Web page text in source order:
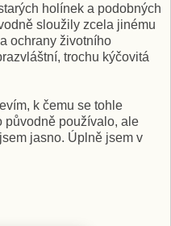
holínek a podobných
sloužily zcela jinému
ochrany životního
trochu kýčovitá
k čemu se tohle
původně používalo, ale
jasno. Úplně jsem v